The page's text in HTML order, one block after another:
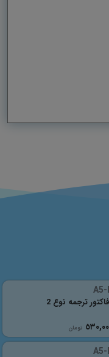
تومان
فاکتور ترجمه نوع 2